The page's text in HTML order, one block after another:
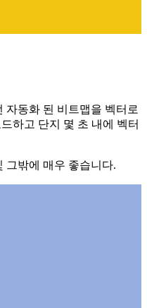
자동화 된 비트맵을 벡터로
하고 단지 몇 초 내에 벡터
그밖에 매우 좋습니다.